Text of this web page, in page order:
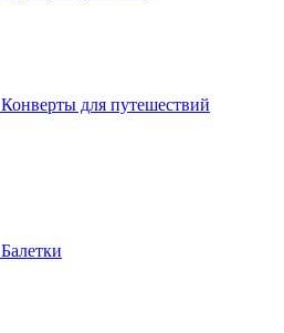
Конверты для путешествий
Балетки